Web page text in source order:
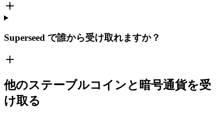
Superseed で誰から受け取れますか？
他のステーブルコインと暗号通貨を受
け取る